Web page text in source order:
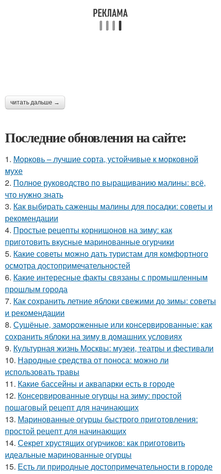
читать дальше →
Последние обновления на сайте:
1. Морковь – лучшие сорта, устойчивые к морковной
мухе
2. Полное руководство по выращиванию малины: всё,
что нужно знать
3. Как выбирать саженцы малины для посадки: советы и
рекомендации
4. Простые рецепты корнишонов на зиму: как
приготовить вкусные маринованные огурчики
5. Какие советы можно дать туристам для комфортного
осмотра достопримечательностей
6. Какие интересные факты связаны с промышленным
прошлым города
7. Как сохранить летние яблоки свежими до зимы: советы
и рекомендации
8. Сушёные, замороженные или консервированные: как
сохранить яблоки на зиму в домашних условиях
9. Культурная жизнь Москвы: музеи, театры и фестивали
10. Народные средства от поноса: можно ли
использовать травы
11. Какие бассейны и аквапарки есть в городе
12. Консервированные огурцы на зиму: простой
пошаговый рецепт для начинающих
13. Маринованные огурцы быстрого приготовления:
простой рецепт для начинающих
14. Секрет хрустящих огурчиков: как приготовить
идеальные маринованные огурцы
15. Есть ли природные достопримечательности в городе